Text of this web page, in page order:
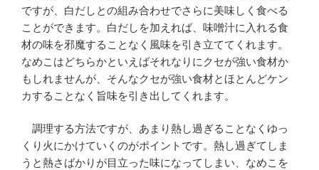
ですが、白だしとの組み合わせでさらに美味しく食べる
ことができます。白だしを加えれば、味噌汁に入れる食
材の味を邪魔することなく風味を引き立ててくれます。
なめこはどちらかといえばそれなりにクセが強い食材か
もしれませんが、そんなクセが強い食材とほとんどケン
カすることなく旨味を引き出してくれます。
調理する方法ですが、あまり熱し過ぎることなくゆっ
くり火にかけていくのがポイントです。熱し過ぎてしま
うと熱さばかりが目立った味になってしまい、なめこを